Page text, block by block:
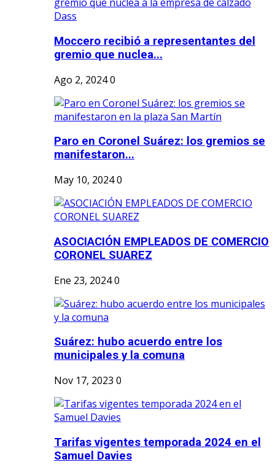
Moccero recibió a representantes del
gremio que nuclea...
Ago 2, 20240
Paro en Coronel Suárez: los gremios se
manifestaron...
May 10, 20240
ASOCIACIÓN EMPLEADOS DE COMERCIO
CORONEL SUAREZ
Ene 23, 20240
Suárez: hubo acuerdo entre los
municipales y la comuna
Nov 17, 2023 0
Tarifas vigentes temporada 2024 en el
Samuel Davies